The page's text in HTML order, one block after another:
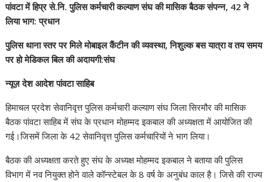
पांवटा में हिप्र से.नि. पुलिस कर्मचारी कल्याण संघ की मासिक बैठक संपन्न, 42 ने
लिया भाग: प्रधान
पुलिस थाना स्तर पर मिले मोबाइल कैंटीन की व्यवस्था, निशुल्क बस यात्रा व तय समय
पर हो मेडिकल बिल की अदायगी:संघ
न्यूज़ देश आदेश पांवटा साहिब
हिमाचल प्रदेश सेवानिवृत्त पुलिस कर्मचारी कल्याण संघ जिला सिरमौर की मासिक
बैठक पांवटा साहिब में संघ के प्रधान मोहम्मद इकबाल की अध्यक्षता में आयोजित की
गई।जिसमें जिला के 42 सेवानिवृत्त पुलिस कर्मचारियों ने भाग लिया।
बैठक की अध्यक्षता करते हुए संघ के अध्यक्ष मोहम्मद इकबाल ने बताया की पुलिस
विभाग में नव नियुक्त होने वाले कॉन्स्टेबल के 8 वर्ष के अनुबंध काल है। जिसे की राज्य